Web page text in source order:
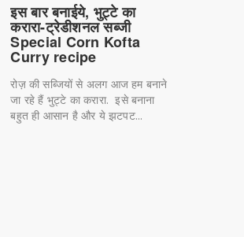
इस बार बनाईये, भुट्टे का
करारा-ट्रेडीशनल सब्जी
Special Corn Kofta
Curry recipe
रोज़ की सब्जियों से अलग आज हम बनाने
जा रहे हैं भुट्टे का करारा. इसे बनाना
बहुत ही आसान है और ये झटपट...